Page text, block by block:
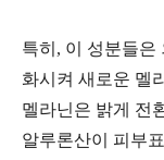
특히 , 이 성분들은
화시켜 새로운 멜
멜라닌은 밝게 전
알루론산이
피부